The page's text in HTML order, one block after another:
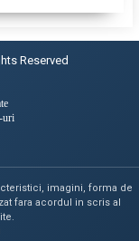
Reserved
uri
imagini, forma de
fara acordul in scris al